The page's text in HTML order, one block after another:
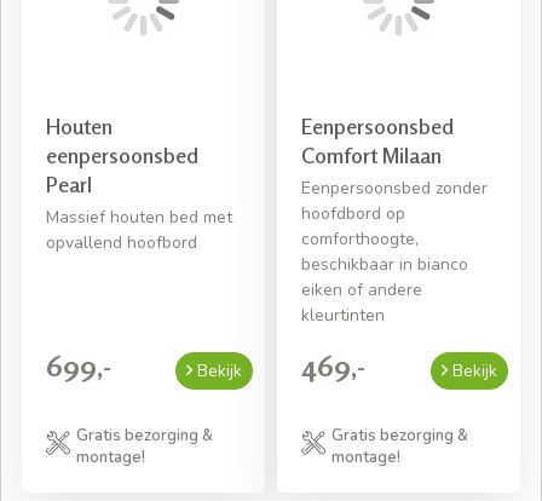
Houten
eenpersoonsbed
Pearl
Massief houten bed met
opvallend hoofbord
699,- Bekijk
Gratis bezorging &
montage!
Eenpersoonsbed
Comfort Milaan
Eenpersoonsbed zonder
hoofdbord op
comforthoogte,
beschikbaar in bianco
eiken of andere
kleurtinten
469,- Bekijk
Gratis bezorging &
montage!